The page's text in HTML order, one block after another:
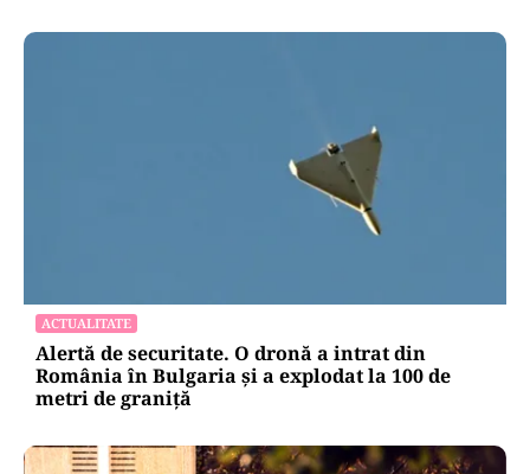
ACTUALITATE
Alertă de securitate. O dronă a intrat din
România în Bulgaria şi a explodat la 100 de
metri de graniţă